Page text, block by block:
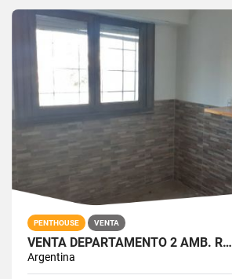
PENTHOUSE VENTA
VENTA DEPARTAMENTO 2 AMB. R…
Argentina